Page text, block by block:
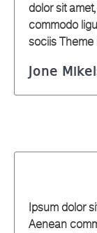
dolor sit
commodo
sociis
Jone
Ipsum dolor
Aenean